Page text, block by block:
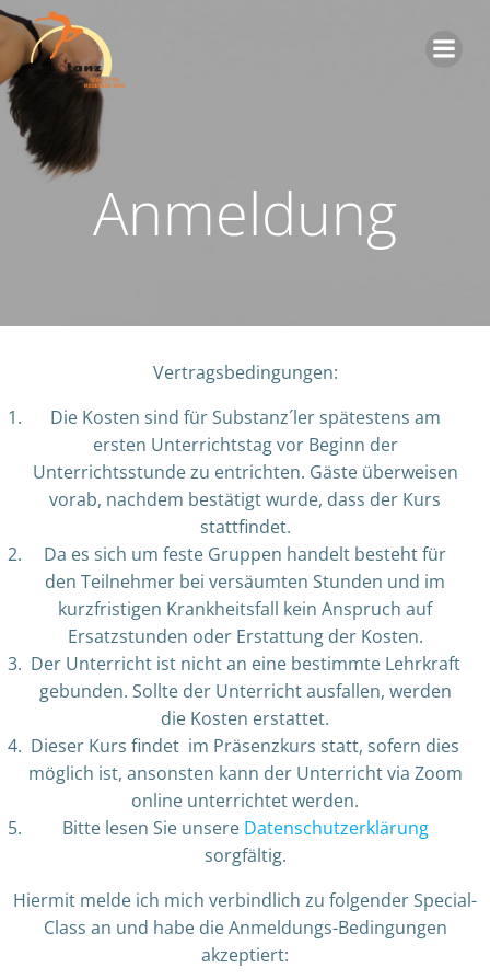
Anmeldung
Vertragsbedingungen:
Die Kosten sind für Substanz´ler spätestens am
ersten Unterrichtstag vor Beginn der
Unterrichtsstunde zu entrichten. Gäste überweisen
vorab, nachdem bestätigt wurde, dass der Kurs
stattfindet.
Da es sich um feste Gruppen handelt besteht für
den Teilnehmer bei versäumten Stunden und im
kurzfristigen Krankheitsfall kein Anspruch auf
Ersatzstunden oder Erstattung der Kosten.
Der Unterricht ist nicht an eine bestimmte Lehrkraft
gebunden. Sollte der Unterricht ausfallen, werden
die Kosten erstattet.
Dieser Kurs findet im Präsenzkurs statt, sofern dies
möglich ist, ansonsten kann der Unterricht via Zoom
online unterrichtet werden.
Bitte lesen Sie unsere Datenschutzerklärung
sorgfältig.
Hiermit melde ich mich verbindlich zu folgender Special-
Class an und habe die Anmeldungs-Bedingungen
akzeptiert: